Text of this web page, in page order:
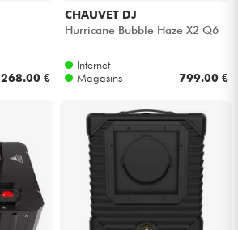
268.00 €
CHAUVET DJ
Hurricane Bubble Haze X2 Q6
Internet
Magasins
799.00 €